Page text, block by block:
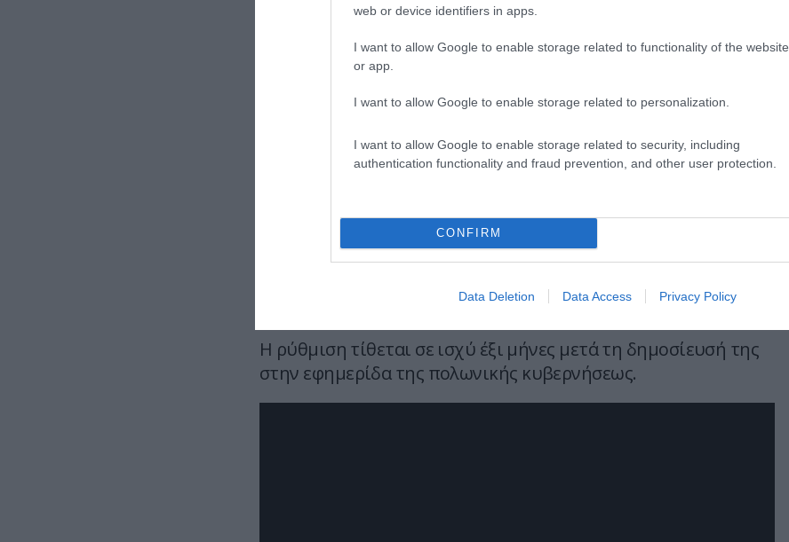
web or device identifiers in apps.
I want to allow Google to enable storage related to functionality of the website
or app.
I want to allow Google to enable storage related to personalization.
I want to allow Google to enable storage related to security, including
authentication functionality and fraud prevention, and other user protection.
CONFIRM
Data Deletion Data Access Privacy Policy
Παράλληλα, προβλέπεται ενίσχυση της εκπαίδευσης με
πολιτισμού σε σχολεία.
γραφής σε επίσημα έγγραφα, όπου αυτό είναι δυνατό.
Επιπλέον, η μειονότητα εξαιρείται από το εκλογικό όριο του
5% στις βουλευτικές εκλογές, σύμφωνα με τις προβλέψεις για
αναγνωρισμένες κοινότητες.
Η ρύθμιση τίθεται σε ισχύ έξι μήνες μετά τη δημοσίευσή της
στην εφημερίδα της πολωνικής κυβερνήσεως.